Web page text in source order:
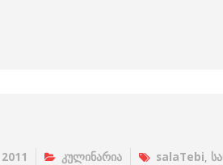
კულინარია salaTebi,